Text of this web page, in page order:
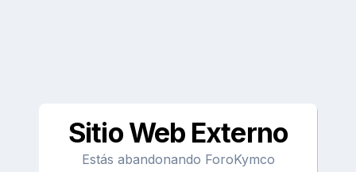
Sitio Web Externo
Estás abandonando ForoKymco